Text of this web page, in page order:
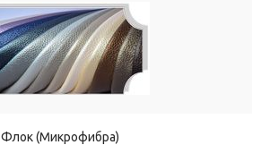
Флок (Микрофибра)